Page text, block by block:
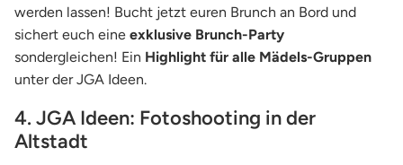
werden lassen! Bucht jetzt euren Brunch an Bord und
sichert euch eine exklusive Brunch-Party
sondergleichen! Ein Highlight für alle Mädels-Gruppen
unter der JGA Ideen.
4. JGA Ideen: Fotoshooting in der
Altstadt